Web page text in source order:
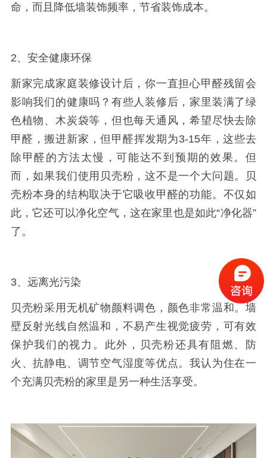
命，而且降低墙装饰频率，节省装饰成本。
2、安全健康环保
新家完成家庭装修设计后，你一直担心甲醛残留会
影响我们的健康吗？有些人装修后，家里装满了绿
色植物、木炭袋等，但也每天通风，希望尽快去除
甲醛，搬进新家，但甲醛挥发期为3-15年，这些去
除甲醛的方法太慢，可能达不到预期的效果。但
而，如果我们使用贝壳粉，这不是一个大问题。贝
壳粉本身的结构取决于它吸收甲醛的功能。不仅如
此，它还可以净化空气，这在家里也是如此“净化器”
了。
3、远离光污染
贝壳粉采用无机矿物颜料调色，颜色非常温和。墙
壁反射光线自然温和，不易产生视觉疲劳，可有效
保护我们的视力。此外，贝壳粉还具有阻燃、防
火、抗静电、调节空气湿度等优点。我认为住在一
个充满贝壳粉的家里是另一种生活享受。